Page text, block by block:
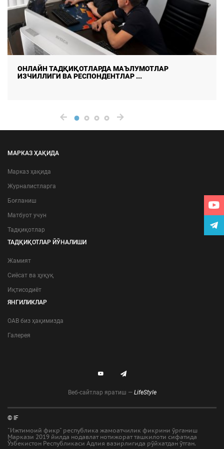
ТАДҚИҚОТЛАРДА МАЪЛУМОТЛАР
ВА РЕСПОНДЕНТЛАР ...
МАРКАЗ ҲАҚИДА
Марказ ҳақида
Журналистларга
Боғланиш
Матбуот учун
Тадқиқотлар
ТАДҚИҚОТЛАР ЙЎНАЛИШИ
Жамият
Сиёсат ва ҳуқуқ
Иқтисодиёт
ЯНГИЛИКЛАР
ОАВ биз ҳақимизда
Галерея
Веб-сайтлар яратиш — LifeStyle
© IF
"Ижтимоий фикр" республика жамоатчилик фикрини ўрганиш
Маркази 2019 йилда нодавлат нотижорат ташкилоти сифатида
Ўзбекистон Республикаси Адлия вазирлигида рўйхатдан ўтган.